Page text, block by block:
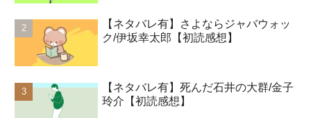
【ネタバレ有】さよならジャバウォッ
ク/伊坂幸太郎【初読感想】
【ネタバレ有】死んだ石井の大群/金子
玲介【初読感想】